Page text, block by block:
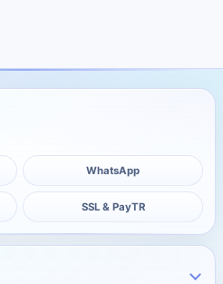
WhatsApp
SSL & PayTR